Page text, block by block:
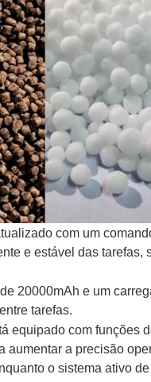
com um
e estável das
20000mAh e um
tarefas.
equipado com funções
a precisão
o sistema ativo